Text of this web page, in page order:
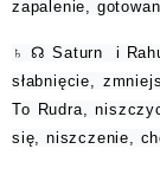
zapalenie,
♄ ☊ Saturn i
słabnięcie,
To Rudra,
się, niszczenie,